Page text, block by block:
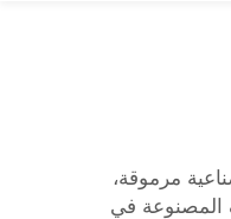
مرموقة،
المصنوعة في